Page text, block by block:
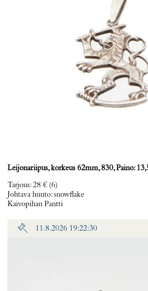
Leijonariipus, korkeus 62mm, 830, Paino:
Tarjous:28 € (6)
Johtava huuto:snowflake
Kaivopihan Pantti
11.8.2026 19:22:30